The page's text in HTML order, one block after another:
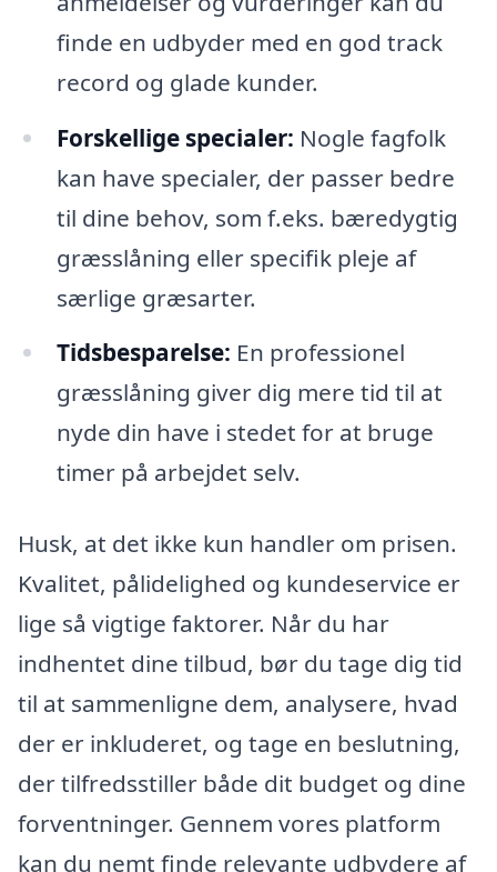
finde en udbyder med en god track
record og glade kunder.
Forskellige specialer: Nogle fagfolk
kan have specialer, der passer bedre
til dine behov, som f.eks. bæredygtig
græsslåning eller specifik pleje af
særlige græsarter.
Tidsbesparelse: En professionel
græsslåning giver dig mere tid til at
nyde din have i stedet for at bruge
timer på arbejdet selv.
Husk, at det ikke kun handler om prisen.
Kvalitet, pålidelighed og kundeservice er
lige så vigtige faktorer. Når du har
indhentet dine tilbud, bør du tage dig tid
til at sammenligne dem, analysere, hvad
der er inkluderet, og tage en beslutning,
der tilfredsstiller både dit budget og dine
forventninger. Gennem vores platform
kan du nemt finde relevante udbydere af